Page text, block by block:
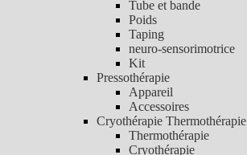
Tube et bande
Poids
Taping
neuro-sensorimotrice
Kit
Pressothérapie
Appareil
Accessoires
Cryothérapie Thermothérapie
Thermothérapie
Cryothérapie